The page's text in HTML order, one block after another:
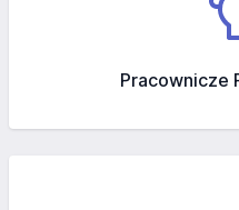
Pracownicze